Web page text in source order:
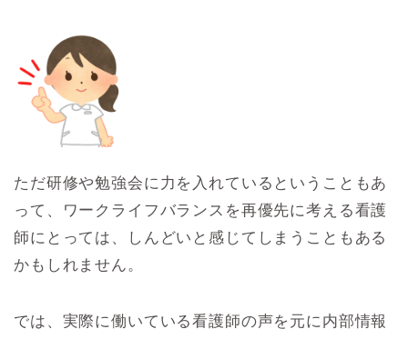
ただ研修や勉強会に力を入れているということもあ
って、ワークライフバランスを再優先に考える看護
師にとっては、しんどいと感じてしまうこともある
かもしれません。
では、実際に働いている看護師の声を元に内部情報